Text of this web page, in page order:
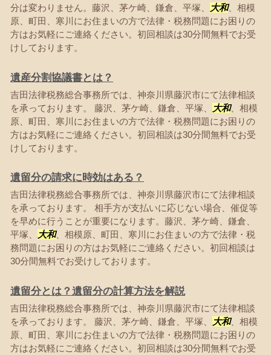
分は変わりません。藤沢、茅ケ崎、鎌倉、平塚、 大和、相模
原、町田、寒川にお住まいの方で法律・税務問題にお困りの
方はお気軽にご連絡ください。初回相談は30分間無料でお受
けしております。
遺産分割協議書とは？
吉田法律税務総合事務所では、神奈川県藤沢市にて法律相談
を承っております。 藤沢、茅ケ崎、鎌倉、平塚、
大和、相模
原、町田、寒川にお住まいの方で法律・税務問題にお困りの
方はお気軽にご連絡ください。初回相談は30分間無料でお受
けしております。
遺留分の請求に時効はある？
吉田法律税務総合事務所では、神奈川県藤沢市にて法律相談
を承っております。 相手方が支払いに応じない場合、催促等
を早めに行うことが重要になります。藤沢、茅ケ崎、鎌倉、
平塚、
大和、相模原、町田、寒川にお住まいの方で法律・税
務問題にお困りの方はお気軽にご連絡ください。初回相談は
30分間無料でお受けしております。
遺留分とは？遺留分の計算方法を解説
吉田法律税務総合事務所では、神奈川県藤沢市にて法律相談
を承っております。 藤沢、茅ケ崎、鎌倉、平塚、
大和、相模
原、町田、寒川にお住まいの方で法律・税務問題にお困りの
方はお気軽にご連絡ください。初回相談は30分間無料でお受